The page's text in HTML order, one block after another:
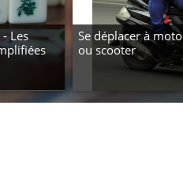
Les
Se déplacer à moto
ou scooter